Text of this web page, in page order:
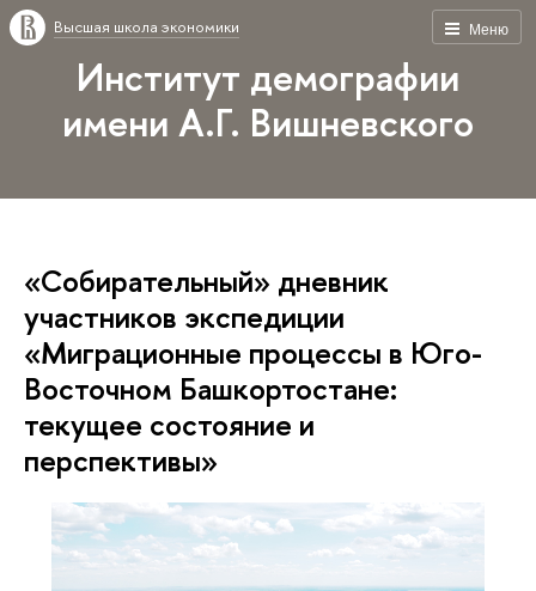
Меню
Высшая школа экономики
Институт демографии
имени А.Г. Вишневского
«Собирательный» дневник
участников экспедиции
«Миграционные процессы в Юго-
Восточном Башкортостане:
текущее состояние и
перспективы»